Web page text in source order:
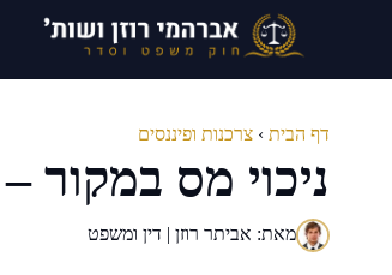
דף הבית › צרכנות ופיננסים
ניכוי מס במקור
מאת: אביתר רוזן | דין ומשפט